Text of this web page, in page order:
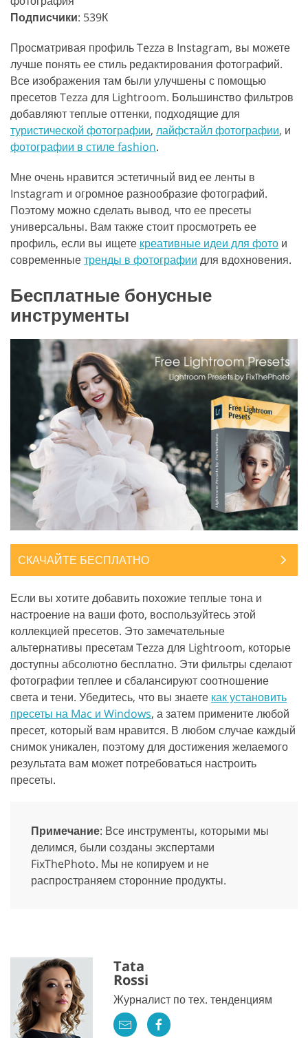
Подписчики: 539К
Просматривая профиль Tezza в Instagram, вы можете
лучше понять ее стиль редактирования фотографий.
Все изображения там были улучшены с помощью
пресетов Tezza для Lightroom. Большинство фильтров
добавляют теплые оттенки, подходящие для
туристической фотографии, лайфстайл фотографии, и
фотографии в стиле fashion.
Мне очень нравится эстетичный вид ее ленты в
Instagram и огромное разнообразие фотографий.
Поэтому можно сделать вывод, что ее пресеты
универсальны. Вам также стоит просмотреть ее
профиль, если вы ищете креативные идеи для фото и
современныетренды в фотографии для вдохновения.
Бесплатные бонусные
инструменты
СКАЧАЙТЕ БЕСПЛАТНО
Если вы хотите добавить похожие теплые тона и
настроение на ваши фото, воспользуйтесь этой
коллекцией пресетов. Это замечательные
альтернативы пресетам Tezza для Lightroom, которые
доступны абсолютно бесплатно. Эти фильтры сделают
фотографии теплее и сбалансируют соотношение
света и тени. Убедитесь, что вы знаете как установить
пресеты на Mac и Windows, а затем примените любой
пресет, который вам нравится. В любом случае каждый
снимок уникален, поэтому для достижения желаемого
результата вам может потребоваться настроить
пресеты.
Примечание: Все инструменты, которыми мы
делимся, были созданы экспертами
FixThePhoto. Мы не копируем и не
распространяем сторонние продукты.
Tata
Rossi
Журналист по тех. тенденциям